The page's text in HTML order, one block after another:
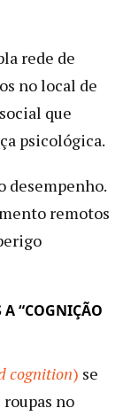
rede de
no local de
que
psicológica.
desempenho.
remotos
A “COGNIÇÃO
cognition) se
no